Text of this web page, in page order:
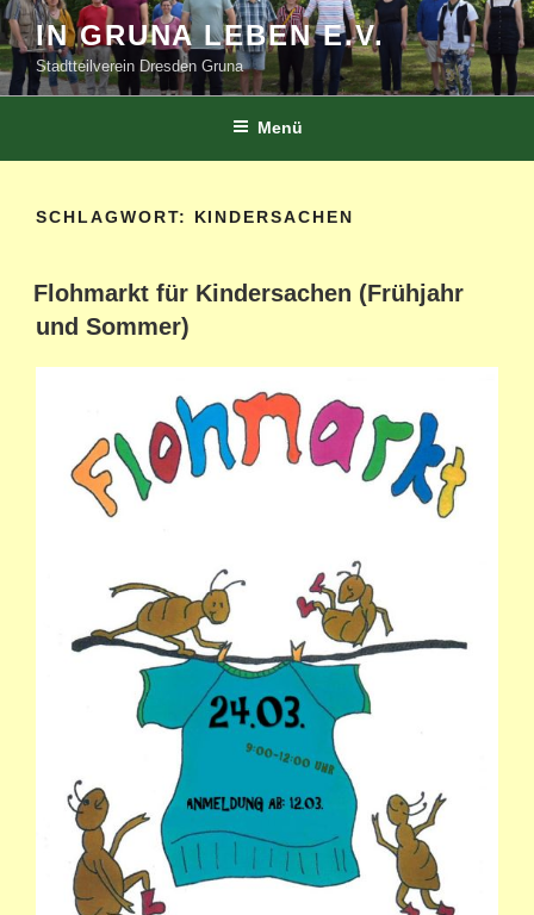
Zum
Inhalt
springen
IN GRUNA LEBEN E.V.
Stadtteilverein Dresden Gruna
Menü
SCHLAGWORT: KINDERSACHEN
Flohmarkt für Kindersachen (Frühjahr
und Sommer)